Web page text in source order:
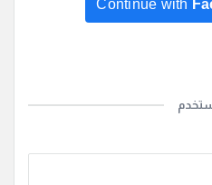
Continue with